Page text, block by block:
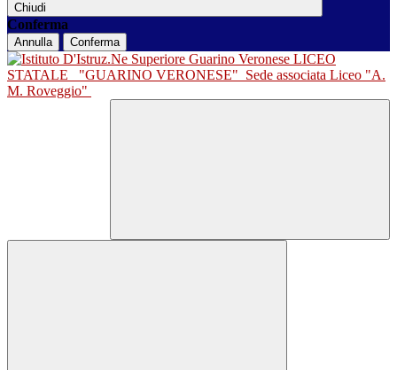
Chiudi
Conferma
Annulla Conferma
LICEO
STATALE
"GUARINO VERONESE" Sede associata Liceo "A.
M. Roveggio"